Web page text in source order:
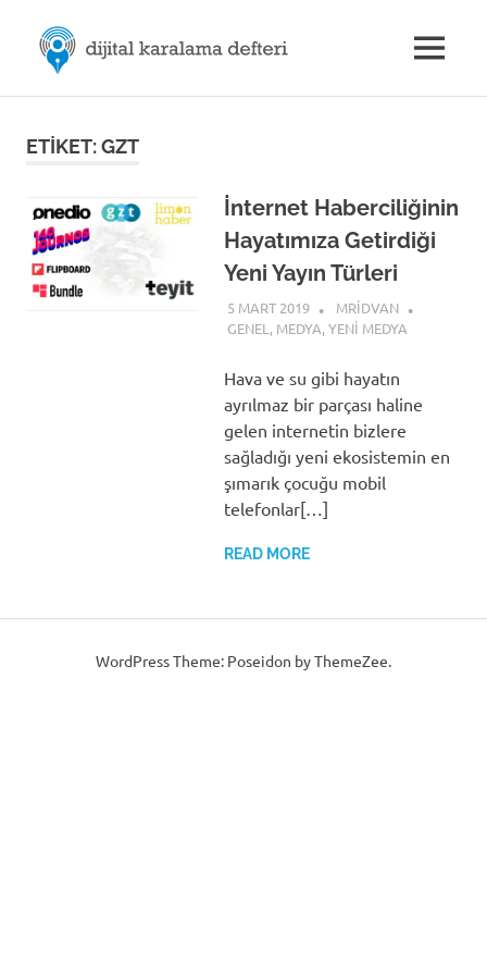
content
M.Rıdvan
ÖZDEMİR
Dijital
İletişim
MENU
ETIKET:GZT
İnternet Haberciliğinin
Hayatımıza Getirdiği
Yeni Yayın Türleri
5 MART 2019
MRIDVAN
GENEL , MEDYA,YENI MEDYA
Hava ve su gibi hayatın
ayrılmaz bir parçası haline
gelen internetin bizlere
sağladığı yeni ekosistemin en
şımarık çocuğu mobil
telefonlar[…]
READ MORE
WordPress Theme: Poseidon by ThemeZee.